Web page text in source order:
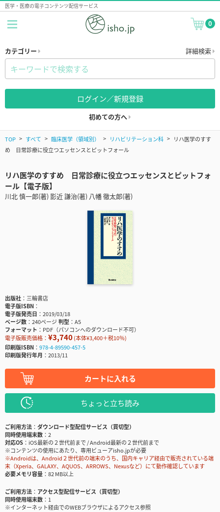
医学・医療の電子コンテンツ配信サービス
0
カテゴリー 詳細検索
ログイン／新規登録
初めての方へ
TOP すべて 臨床医学（領域別） リハビリテーション科
リハ医学のすす
め 日常診療に役立つエッセンスとピットフォール
リハ医学のすすめ 日常診療に役立つエッセンスとピットフォ
ール【電子版】
川北 慎一郎(著) 影近 謙治(著) 八幡 徹太郎(著)
出版社
三輪書店
電子版ISBN
電子版発売日
2019/03/18
ページ数
240ページ判型
A5
フォーマット
PDF（パソコンへのダウンロード不可）
電子版販売価格： ¥3,740(本体¥3,400＋税10％)
印刷版ISBN
978-4-89590-457-5
印刷版発行年月
2013/11
カートに入れる
ちょっと立ち読み
ご利用方法
ダウンロード型配信サービス（買切型）
同時使用端末数
2
対応OS
iOS最新の２世代前まで / Android最新の２世代前まで
※コンテンツの使用にあたり、専用ビューアisho.jpが必要
※Androidは、Android２世代前の端末のうち、国内キャリア経由で販売されている端
末（Xperia、GALAXY、AQUOS、ARROWS、Nexusなど）にて動作確認しています
必要メモリ容量
82 MB以上
ご利用方法
アクセス型配信サービス（買切型）
同時使用端末数
1
※インターネット経由でのWEBブラウザによるアクセス参照